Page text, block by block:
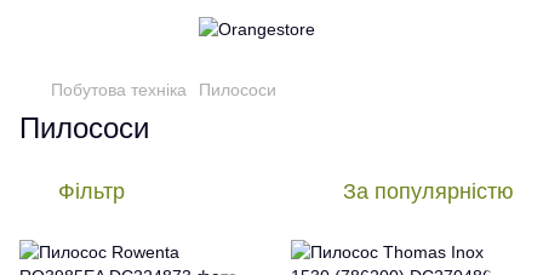
Побутова техніка Пилососи
Пилососи
Фільтр За популярністю